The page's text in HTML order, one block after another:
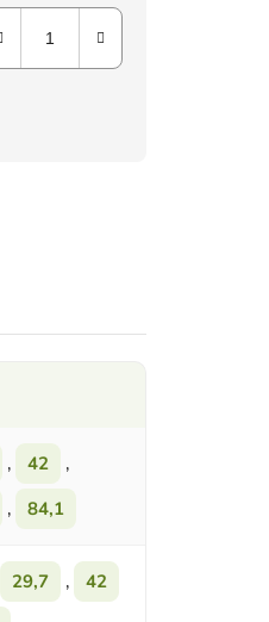
, 42
,
, 84,1
29,7 ,
42